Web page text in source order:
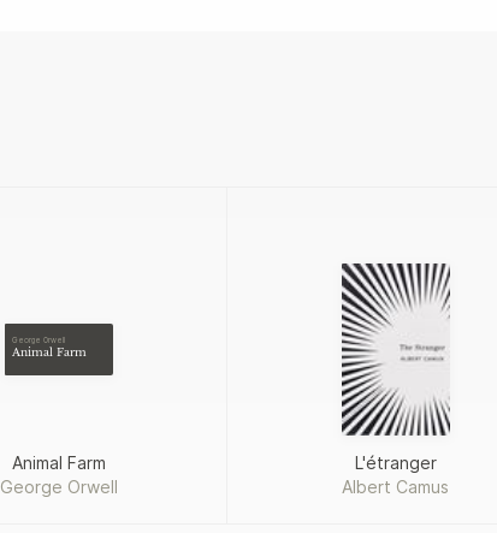
George Orwell
Animal Farm
Animal Farm
George Orwell
L'étranger
Albert Camus